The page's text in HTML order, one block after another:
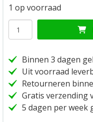
1 op voorraad
Trousers
tour
man
xl
hoeveelheid
Binnen 3 dagen
Uit voorraad
Retourneren
Gratis verzending
5 dagen per week